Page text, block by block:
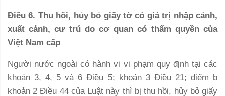
Điều 6. Thu hồi, hủy bỏ giấy tờ có giá trị nhập cảnh,
xuất cảnh, cư trú do cơ quan có thẩm quyền của
Việt Nam cấp
Người nước ngoài có hành vi vi phạm quy định tại các
khoản 3, 4, 5 và 6 Điều 5; khoản 3 Điều 21; điểm b
khoản 2 Điều 44 của Luật này thì bị thu hồi, hủy bỏ giấy